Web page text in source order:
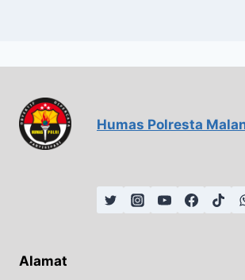
Humas Polresta
Alamat